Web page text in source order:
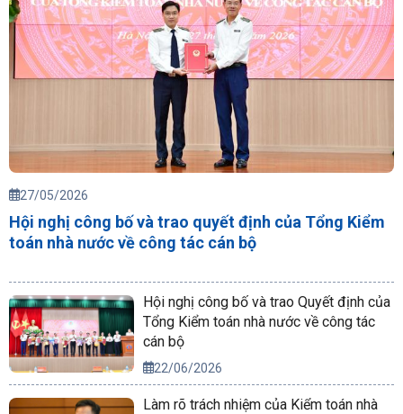
27/05/2026
Hội nghị công bố và trao quyết định của Tổng Kiểm
toán nhà nước về công tác cán bộ
Hội nghị công bố và trao Quyết định của
Tổng Kiểm toán nhà nước về công tác
cán bộ
22/06/2026
Làm rõ trách nhiệm của Kiểm toán nhà